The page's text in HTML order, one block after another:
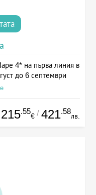
4* на първа линия в
до 6 септември
215.55
€ / 421.58
лв.